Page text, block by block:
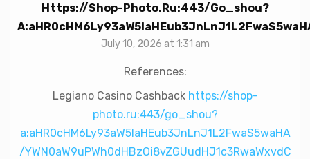
Https://shop-Photo.ru:443/go_shou?
July 10, 2026 at 1:31 am
References:
Legiano Casino Cashback https://shop-
photo.ru:443/go_shou?
a:aHR0cHM6Ly93aW5laHEub3JnLnJ1L2FwaS5waHA
/YWN0aW9uPWh0dHBzOi8vZGUudHJ1c3RwaWxvdC